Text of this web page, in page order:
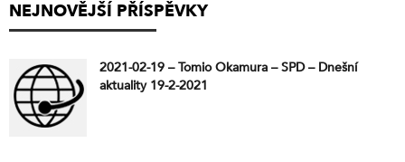
NEJNOVĚJŠÍ PŘÍSPĚVKY
2021-02-19 – Tomio Okamura – SPD – Dnešní
aktuality 19-2-2021